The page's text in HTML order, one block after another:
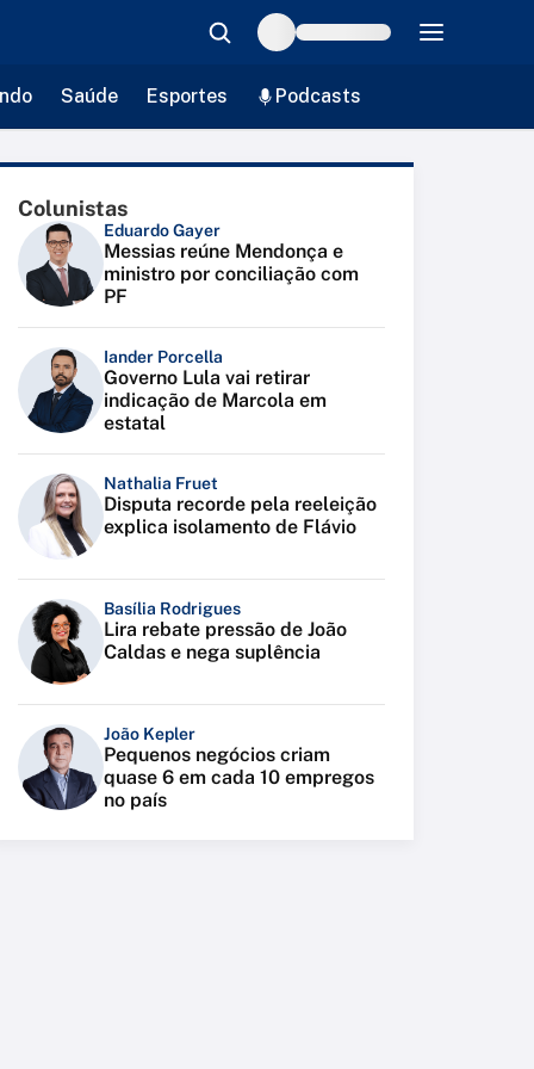
Saúde Esportes Podcasts
Colunistas
Eduardo Gayer
Messias reúne Mendonça e
ministro por conciliação com
PF
Iander Porcella
Governo Lula vai retirar
indicação de Marcola em
estatal
Nathalia Fruet
Disputa recorde pela reeleição
explica isolamento de Flávio
Basília Rodrigues
Lira rebate pressão de João
Caldas e nega suplência
João Kepler
Pequenos negócios criam
quase 6 em cada 10 empregos
no país